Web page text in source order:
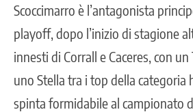
Scoccimarro è l’antagonista
playoff, dopo l’inizio di stagione
innesti di Corrall e Caceres, con
uno Stella tra i top della categoria
spinta formidabile al campionato